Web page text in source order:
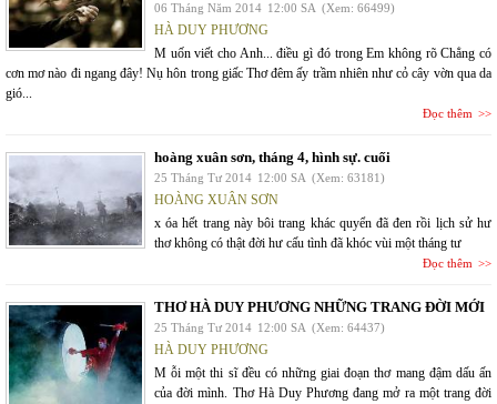
06 Tháng Năm 2014 12:00 SA (Xem: 66499)
HÀ DUY PHƯƠNG
M uốn viết cho Anh... điều gì đó trong Em không rõ Chẳng có
cơn mơ nào đi ngang đây! Nụ hôn trong giấc Thơ đêm ấy trầm nhiên như cỏ cây vờn qua da
gió...
Đọc thêm
hoàng xuân sơn, tháng 4, hình sự. cuối
25 Tháng Tư 2014 12:00 SA (Xem: 63181)
HOÀNG XUÂN SƠN
x óa hết trang này bôi trang khác quyển đã đen rồi lịch sử hư
thơ không có thật đời hư cấu tình đã khóc vùi một tháng tư
Đọc thêm
THƠ HÀ DUY PHƯƠNG NHỮNG TRANG ĐỜI MỚI
25 Tháng Tư 2014 12:00 SA (Xem: 64437)
HÀ DUY PHƯƠNG
M ỗi một thi sĩ đều có những giai đoạn thơ mang đậm dấu ấn
của đời mình. Thơ Hà Duy Phương đang mở ra một trang đời